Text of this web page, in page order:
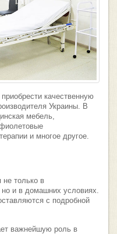
качественную
Украины. В
мебель,
и многое другое.
не только в
и в домашних условиях.
с подробной
важнейшую роль в